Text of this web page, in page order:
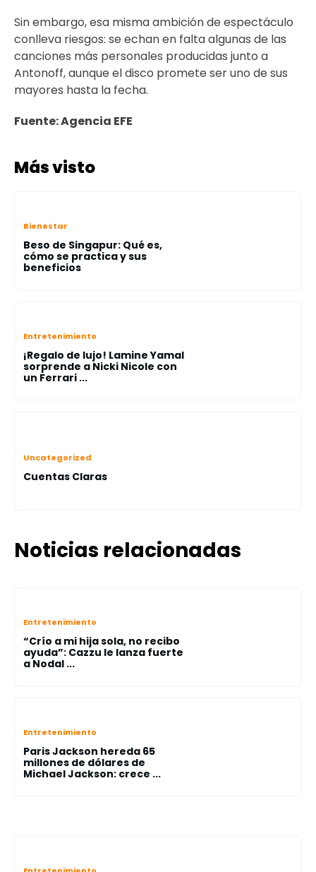
Sin embargo, esa misma ambición de espectáculo
conlleva riesgos: se echan en falta algunas de las
canciones más personales producidas junto a
Antonoff, aunque el disco promete ser uno de sus
mayores hasta la fecha.
Fuente: Agencia EFE
Más visto
Bienestar
Beso de Singapur: Qué es,
cómo se practica y sus
beneficios
Entretenimiento
¡Regalo de lujo! Lamine Yamal
sorprende a Nicki Nicole con
un Ferrari ...
Uncategorized
Cuentas Claras
Noticias relacionadas
Entretenimiento
“Crío a mi hija sola, no recibo
ayuda”: Cazzu le lanza fuerte
a Nodal ...
Entretenimiento
Paris Jackson hereda 65
millones de dólares de
Michael Jackson: crece ...